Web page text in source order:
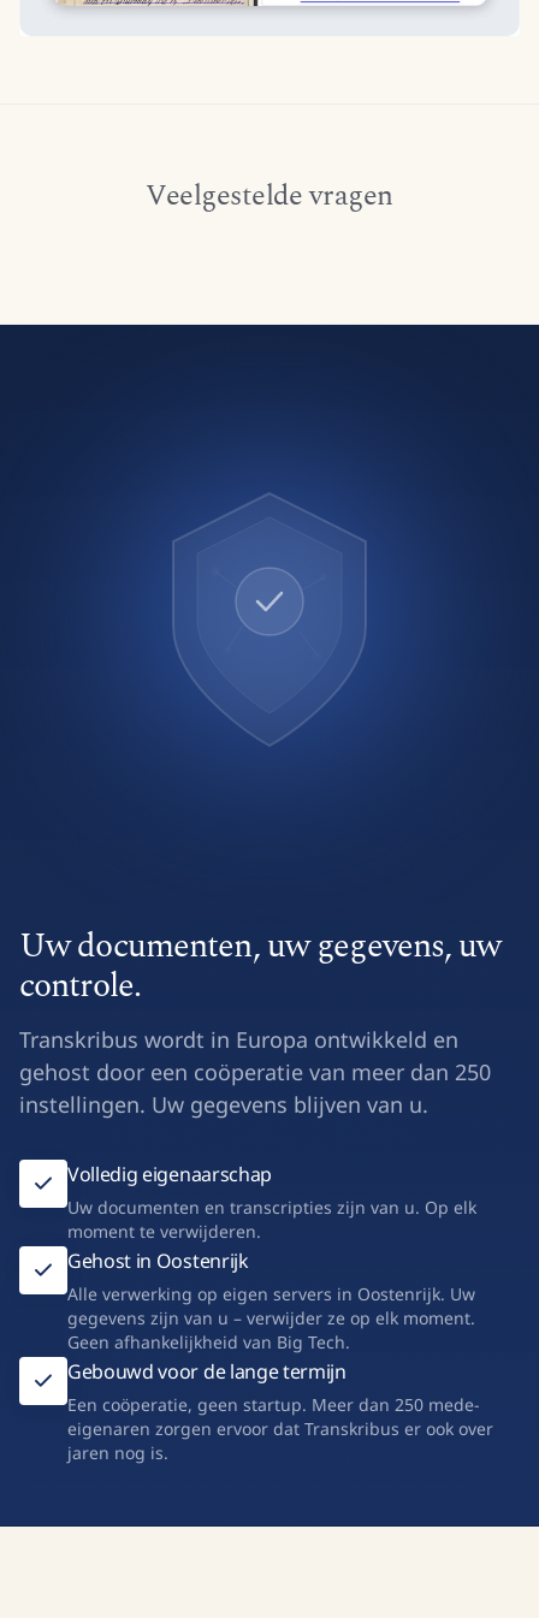
Veelgestelde vragen
Uw documenten, uw gegevens, uw
controle.
Transkribus wordt in Europa ontwikkeld en
gehost door een coöperatie van meer dan 250
instellingen. Uw gegevens blijven van u.
Volledig eigenaarschap
Uw documenten en transcripties zijn van u. Op elk
moment te verwijderen.
Gehost in Oostenrijk
Alle verwerking op eigen servers in Oostenrijk. Uw
gegevens zijn van u – verwijder ze op elk moment.
Geen afhankelijkheid van Big Tech.
Gebouwd voor de lange termijn
Een coöperatie, geen startup. Meer dan 250 mede-
eigenaren zorgen ervoor dat Transkribus er ook over
jaren nog is.